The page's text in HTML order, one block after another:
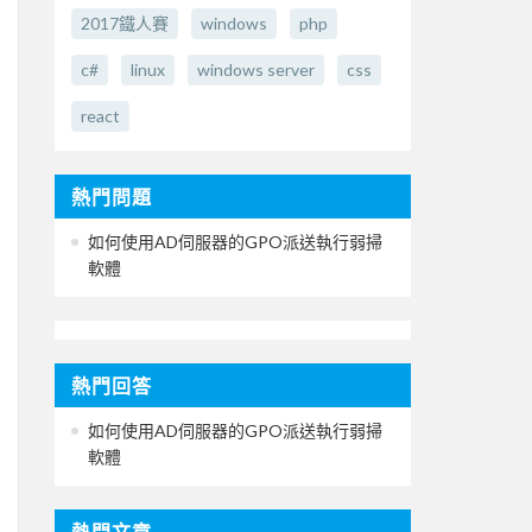
2017鐵人賽 windows php
c# linux windows server css
react
熱門問題
如何使用AD伺服器的GPO派送執行弱掃
軟體
熱門回答
如何使用AD伺服器的GPO派送執行弱掃
軟體